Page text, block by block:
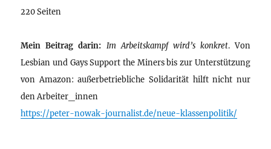
220 Seiten
Mein Beitrag darin: Im Arbeitskampf wird’s konkret. Von
Lesbian und Gays Support the Miners bis zur Unterstützung
von Amazon: außerbetriebliche Solidarität hilft nicht nur
den Arbeiter_innen
https://peter-nowak-journalist.de/neue-klassenpolitik/